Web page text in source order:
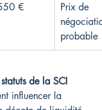
€
Prix de
probable
statuts de la SCI
influencer la